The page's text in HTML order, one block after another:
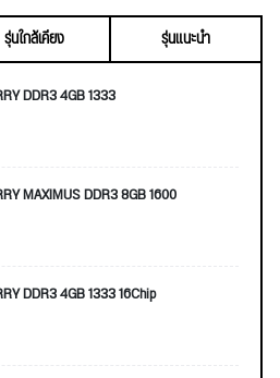
รุ่นใกล้เคียง
รุ่นแนะนำ
DDR3 4GB 1333
MAXIMUS DDR3 8GB 1600
DDR3 4GB 1333 16Chip